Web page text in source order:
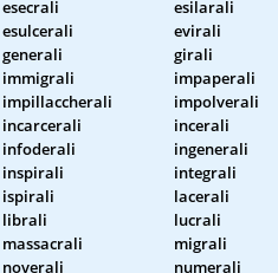
esecrali
esilarali
esulcerali
evirali
generali
girali
immigrali
impaperali
impillaccherali
impolverali
incarcerali
incerali
infoderali
ingenerali
inspirali
integrali
ispirali
lacerali
librali
lucrali
massacrali
migrali
noverali
numerali